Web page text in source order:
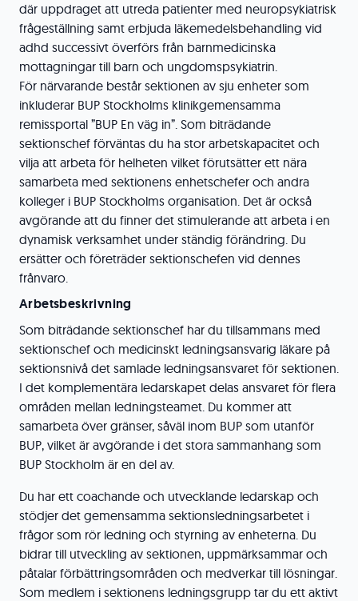
där uppdraget att utreda patienter med neuropsykiatrisk
frågeställning samt erbjuda läkemedelsbehandling vid
adhd successivt överförs från barnmedicinska
mottagningar till barn och ungdomspsykiatrin.
För närvarande består sektionen av sju enheter som
inkluderar BUP Stockholms klinikgemensamma
remissportal ”BUP En väg in”. Som biträdande
sektionschef förväntas du ha stor arbetskapacitet och
vilja att arbeta för helheten vilket förutsätter ett nära
samarbeta med sektionens enhetschefer och andra
kolleger i BUP Stockholms organisation. Det är också
avgörande att du finner det stimulerande att arbeta i en
dynamisk verksamhet under ständig förändring. Du
ersätter och företräder sektionschefen vid dennes
frånvaro.
Arbetsbeskrivning
Som biträdande sektionschef har du tillsammans med
sektionschef och medicinskt ledningsansvarig läkare på
sektionsnivå det samlade ledningsansvaret för sektionen.
I det komplementära ledarskapet delas ansvaret för flera
områden mellan ledningsteamet. Du kommer att
samarbeta över gränser, såväl inom BUP som utanför
BUP, vilket är avgörande i det stora sammanhang som
BUP Stockholm är en del av.
Du har ett coachande och utvecklande ledarskap och
stödjer det gemensamma sektionsledningsarbetet i
frågor som rör ledning och styrning av enheterna. Du
bidrar till utveckling av sektionen, uppmärksammar och
påtalar förbättringsområden och medverkar till lösningar.
Som medlem i sektionens ledningsgrupp tar du ett aktivt